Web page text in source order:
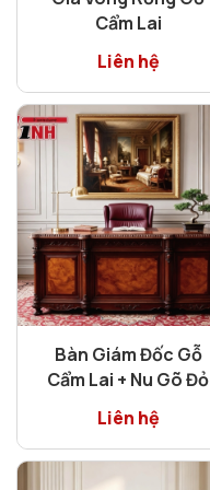
Cẩm Lai
Liên hệ
Bàn Giám Đốc Gỗ
Cẩm Lai + Nu Gõ Đỏ
Liên hệ